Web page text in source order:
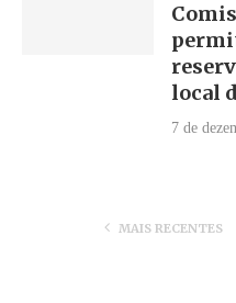
local
7 de
MAIS RECENTES